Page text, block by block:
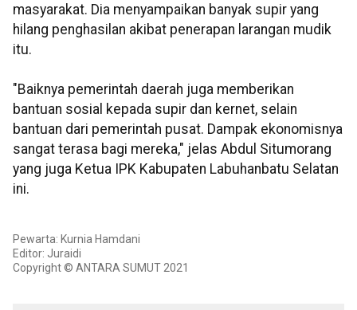
masyarakat. Dia menyampaikan banyak supir yang
hilang penghasilan akibat penerapan larangan mudik
itu.
"Baiknya pemerintah daerah juga memberikan
bantuan sosial kepada supir dan kernet, selain
bantuan dari pemerintah pusat. Dampak ekonomisnya
sangat terasa bagi mereka," jelas Abdul Situmorang
yang juga Ketua IPK Kabupaten Labuhanbatu Selatan
ini.
Pewarta: Kurnia Hamdani
Editor: Juraidi
Copyright © ANTARA SUMUT 2021